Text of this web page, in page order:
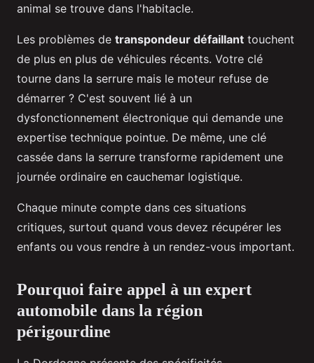
animal se trouve dans l'habitacle.
Les problèmes de transpondeur défaillant touchent
de plus en plus de véhicules récents. Votre clé
tourne dans la serrure mais le moteur refuse de
démarrer ? C'est souvent lié à un
dysfonctionnement électronique qui demande une
expertise technique pointue. De même, une clé
cassée dans la serrure transforme rapidement une
journée ordinaire en cauchemar logistique.
Chaque minute compte dans ces situations
critiques, surtout quand vous devez récupérer les
enfants ou vous rendre à un rendez-vous important.
Pourquoi faire appel à un expert
automobile dans la région
périgourdine